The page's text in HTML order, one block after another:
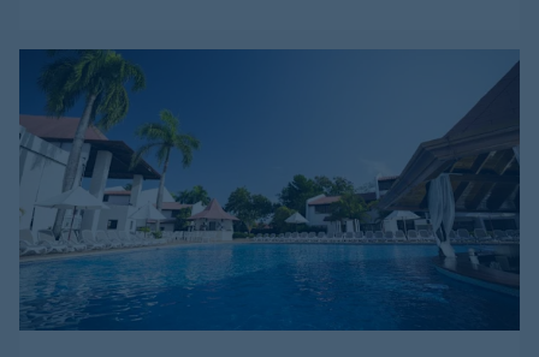
Bluebay
Villas
Doradas